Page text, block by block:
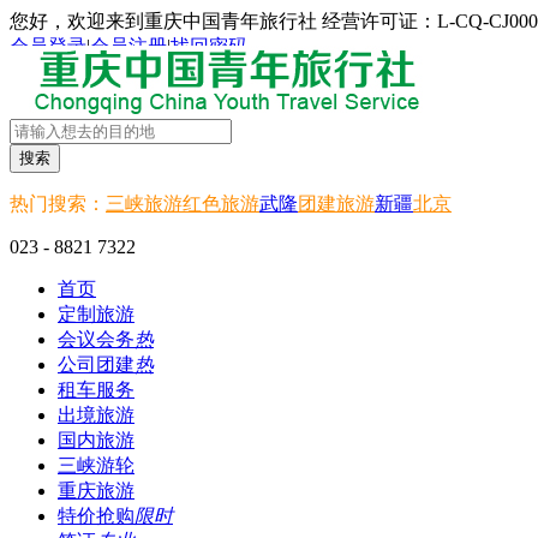
您好，欢迎来到重庆中国青年旅行社 经营许可证：L-CQ-
会员登录|会员注册|找回密码
搜索
热门搜索： 三峡旅游红色旅游武隆团建旅游新疆北京
023 - 8821 7322
首页
定制旅游
会议会务热
公司团建热
租车服务
出境旅游
国内旅游
三峡游轮
重庆旅游
特价抢购限时